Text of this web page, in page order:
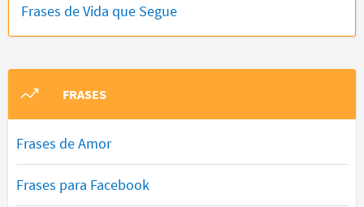
Frases de Vida que Segue
FRASES
Frases de Amor
Frases para Facebook